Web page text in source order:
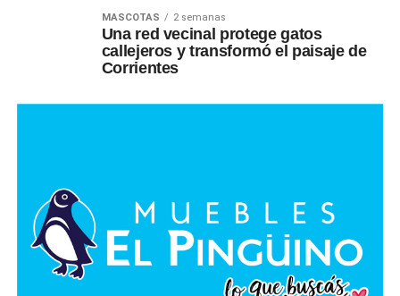
MASCOTAS 2 semanas
Una red vecinal protege gatos
callejeros y transformó el paisaje de
Corrientes